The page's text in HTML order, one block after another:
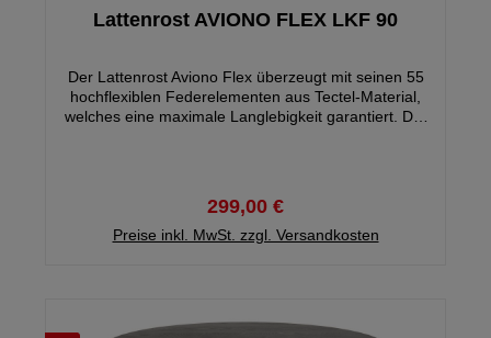
Lattenrost AVIONO FLEX LKF 90
Der Lattenrost Aviono Flex überzeugt mit seinen 55
hochflexiblen Federelementen aus Tectel-Material,
welches eine maximale Langlebigkeit garantiert. Der
Bewegung hervorragend der Körperkontur an.
Besonders praktisch ist hier die 13-fach Verstellung
299,00 €
Preise inkl. MwSt. zzgl. Versandkosten